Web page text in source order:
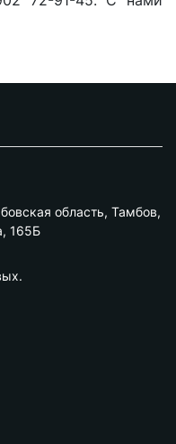
область, Тамбов,
165Б